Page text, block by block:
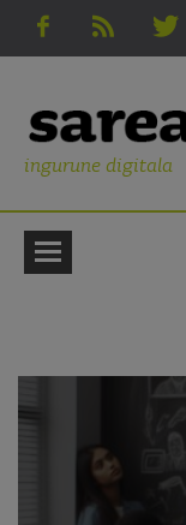
ingurune digitala